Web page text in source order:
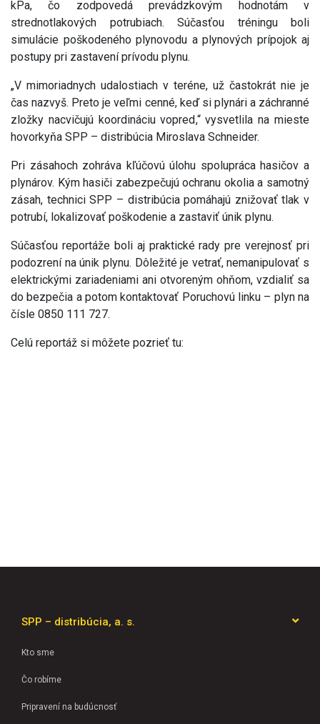
kPa, čo zodpovedá prevádzkovým hodnotám v
strednotlakových potrubiach. Súčasťou tréningu boli
simulácie poškodeného plynovodu a plynových prípojok aj
postupy pri zastavení prívodu plynu.
„V mimoriadnych udalostiach v teréne, už častokrát nie je
čas nazvyš. Preto je veľmi cenné, keď si plynári a záchranné
zložky nacvičujú koordináciu vopred,“ vysvetlila na mieste
hovorkyňa SPP – distribúcia Miroslava Schneider.
Pri zásahoch zohráva kľúčovú úlohu spolupráca hasičov a
plynárov. Kým hasiči zabezpečujú ochranu okolia a samotný
zásah, technici SPP – distribúcia pomáhajú znižovať tlak v
potrubí, lokalizovať poškodenie a zastaviť únik plynu.
Súčasťou reportáže boli aj praktické rady pre verejnosť pri
podozrení na únik plynu. Dôležité je vetrať, nemanipulovať s
elektrickými zariadeniami ani otvoreným ohňom, vzdialiť sa
do bezpečia a potom kontaktovať Poruchovú linku – plyn na
čísle 0850 111 727.
Celú reportáž si môžete pozrieť tu:
SPP – distribúcia, a. s.
Kto sme
Čo robíme
Pripravení na budúcnosť